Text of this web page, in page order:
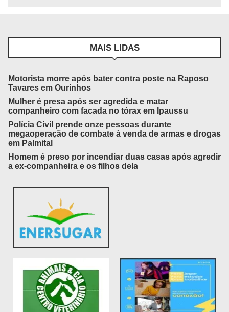
MAIS LIDAS
Motorista morre após bater contra poste na Raposo
Tavares em Ourinhos
Mulher é presa após ser agredida e matar
companheiro com facada no tórax em Ipaussu
Polícia Civil prende onze pessoas durante
megaoperação de combate à venda de armas e drogas
em Palmital
Homem é preso por incendiar duas casas após agredir
a ex-companheira e os filhos dela